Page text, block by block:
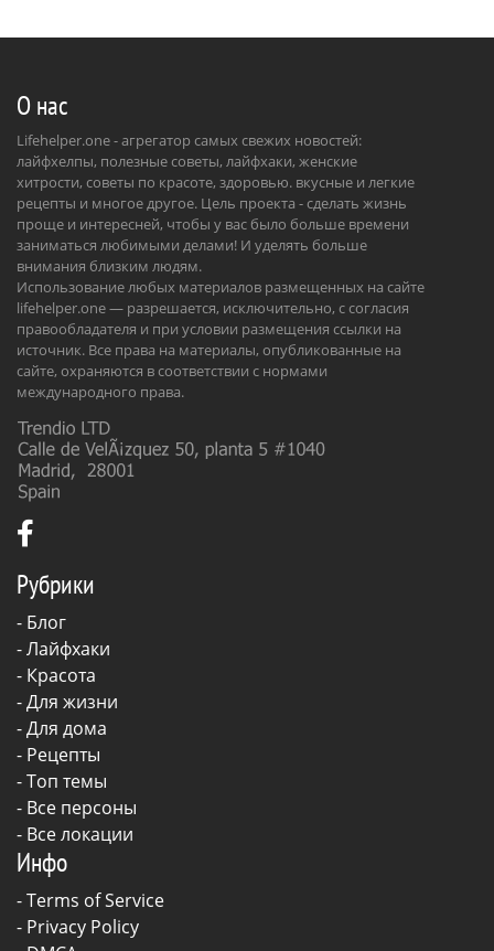
О нас
Lifehelper.one - агрегатор самых свежих новостей:
лайфхелпы, полезные советы, лайфхаки, женские
хитрости, советы по красоте, здоровью. вкусные и легкие
рецепты и многое другое. Цель проекта - сделать жизнь
проще и интересней, чтобы у вас было больше времени
заниматься любимыми делами! И уделять больше
внимания близким людям.
Использование любых материалов размещенных на сайте
lifehelper.one — разрешается, исключительно, с согласия
правообладателя и при условии размещения ссылки на
источник. Все права на материалы, опубликованные на
сайте, охраняются в соответствии с нормами
международного права.
Рубрики
- Блог
-Лайфхаки
- Красота
-Для жизни
-Для дома
- Рецепты
- Топ темы
- Все персоны
- Все локации
Инфо
-Terms of Service
- Privacy Policy